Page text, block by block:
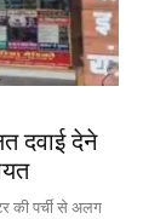
दवाई देने
की पर्ची से अलग